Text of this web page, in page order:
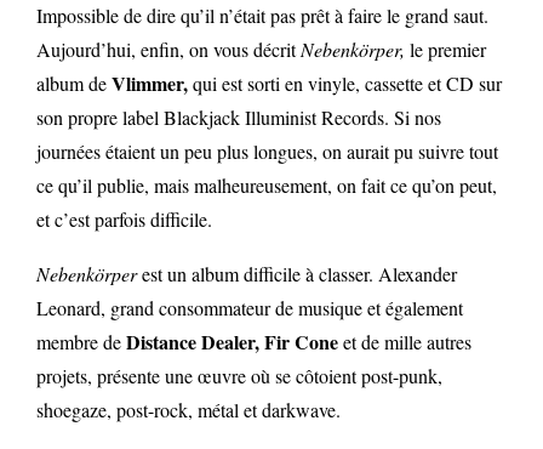
Impossible de dire qu’il n’était pas prêt à faire le grand saut.
Aujourd’hui, enfin, on vous décritNebenkörper, le premier
album deVlimmer,qui est sorti en vinyle, cassette et CD sur
son propre label Blackjack Illuminist Records. Si nos
journées étaient un peu plus longues, on aurait pu suivre tout
ce qu’il publie, mais malheureusement, on fait ce qu’on peut,
et c’est parfois difficile.
Nebenkörperest un album difficile à classer. Alexander
Leonard, grand consommateur de musique et également
membre deDistance Dealer, Fir Coneet de mille autres
projets, présente une œuvre où se côtoient post-punk,
shoegaze, post-rock, métal et darkwave.